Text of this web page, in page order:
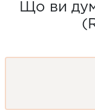
Що ви